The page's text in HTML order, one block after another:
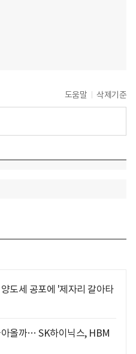
도움말 삭제기준
도세 공포에 '제자리 갈아타
올까… SK하이닉스, HBM